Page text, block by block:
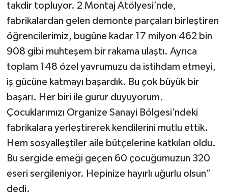
takdir topluyor. 2 Montaj Atölyesi’nde,
fabrikalardan gelen demonte parçaları birleştiren
öğrencilerimiz, bugüne kadar 17 milyon 462 bin
908 gibi muhteşem bir rakama ulaştı. Ayrıca
toplam 148 özel yavrumuzu da istihdam etmeyi,
iş gücüne katmayı başardık. Bu çok büyük bir
başarı. Her biri ile gurur duyuyorum.
Çocuklarımızı Organize Sanayi Bölgesi’ndeki
fabrikalara yerleştirerek kendilerini mutlu ettik.
Hem sosyalleştiler aile bütçelerine katkıları oldu.
Bu sergide emeği geçen 60 çocuğumuzun 320
eseri sergileniyor. Hepinize hayırlı uğurlu olsun”
dedi.